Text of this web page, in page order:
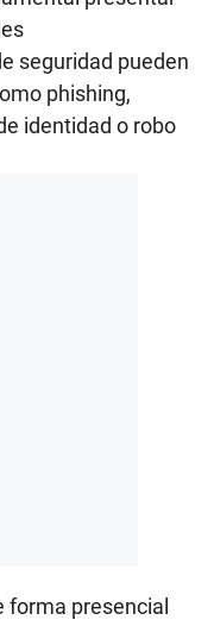
seguridad pueden
phishing,
identidad o robo
forma presencial